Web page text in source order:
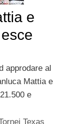
e
approdare al
Mattia e
e
Texas